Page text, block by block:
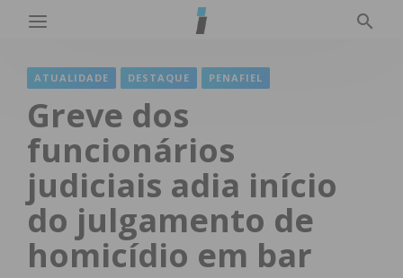
ATUALIDADE DESTAQUE PENAFIEL
Greve dos
funcionários
judiciais adia início
do julgamento de
homicídio em bar